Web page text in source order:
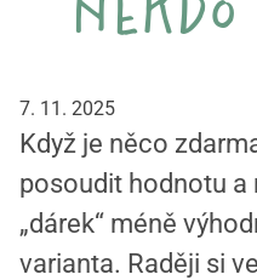
7. 11. 2025
Když je něco
posoudit hodnotu a
„dárek“ méně
varianta. Raději si